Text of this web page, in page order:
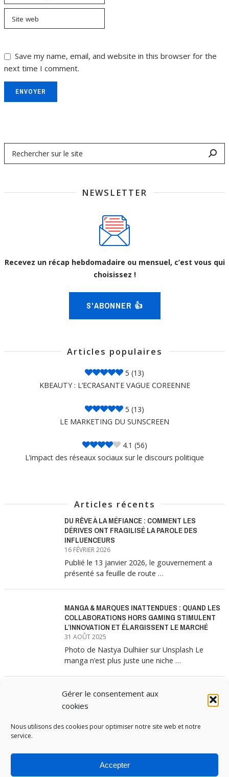
Gérer le consentement aux
cookies
Nous utilisons des cookies pour optimiser notre site web et notre
service.
Accepter
Site web
Save my name, email, and website in this browser for the
next time I comment.
ENVOYER
NEWSLETTER
Recevez un récap hebdomadaire ou mensuel, c’est vous qui
choisissez !
S'ABONNER 👍
Articles populaires
5 (13)
KBEAUTY : L’ECRASANTE VAGUE COREENNE
5 (13)
LE MARKETING DU SUNSCREEN
4.1 (56)
L’impact des réseaux sociaux sur le discours politique
Articles récents
DU RÊVE À LA MÉFIANCE : COMMENT LES
DÉRIVES ONT FRAGILISÉ LA PAROLE DES
INFLUENCEURS
16 FÉVRIER 2026
Publié le 13 janvier 2026, le gouvernement a
présenté sa feuille de route …
MANGA & MARQUES INATTENDUES : QUAND LES
COLLABORATIONS HORS GAMING STIMULENT
L’INNOVATION ET ÉLARGISSENT LE MARCHÉ
31 AOÛT 2025
Photo de Nastya Dulhiier sur Unsplash Le
manga n’est plus juste une niche …
MANGA & MARQUES : ANATOMIE D’UNE
ALLIANCE MARKETING GAGNANTE
Les interminables files d’attente devant les